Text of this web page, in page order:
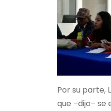
Por su parte,
que –dijo– se